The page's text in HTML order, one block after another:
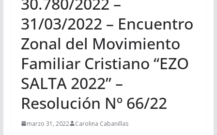
31/03/2022 – Encuentro
Zonal del Movimiento
Familiar Cristiano “EZO
SALTA 2022” –
Resolución Nº 66/22
marzo 31, 2022 Carolina Cabanillas